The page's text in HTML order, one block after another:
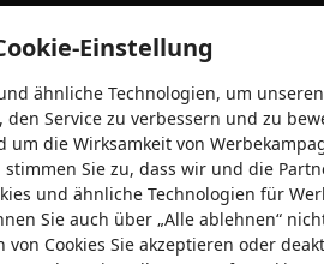
Einstellung
ähnliche Technologien, um
den Service zu verbessern und zu
die Wirksamkeit von
stimmen Sie zu, dass wir und die
und ähnliche Technologien für
Sie auch über „Alle ablehnen“
von Cookies Sie akzeptieren oder